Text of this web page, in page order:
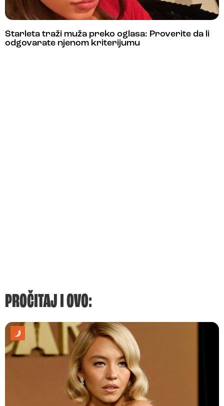
Starleta traži muža preko oglasa: Proverite da li
odgovarate njenom kriterijumu
PROČITAJ I OVO: